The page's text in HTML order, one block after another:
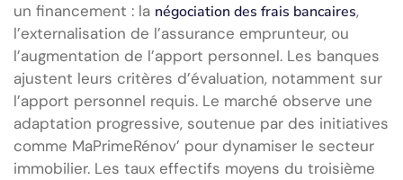
un financement : la négociation des frais bancaires,
l’externalisation de l’assurance emprunteur, ou
l’augmentation de l’apport personnel. Les banques
ajustent leurs critères d’évaluation, notamment sur
l’apport personnel requis. Le marché observe une
adaptation progressive, soutenue par des initiatives
comme MaPrimeRénov’ pour dynamiser le secteur
immobilier. Les taux effectifs moyens du troisième